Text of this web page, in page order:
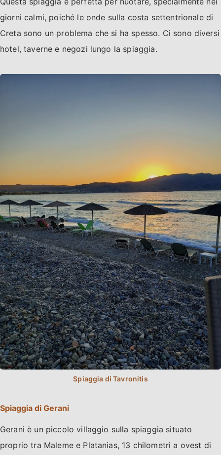
giorni calmi, poiché le onde sulla costa settentrionale di
Creta sono un problema che si ha spesso. Ci sono diversi
hotel, taverne e negozi lungo la spiaggia.
Spiaggia di Gerani
Gerani è un piccolo villaggio sulla spiaggia situato
proprio tra Maleme e Platanias, 13 chilometri a ovest di